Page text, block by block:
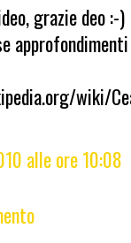
grazie deo :-)
wiki/
alle ore 10:08